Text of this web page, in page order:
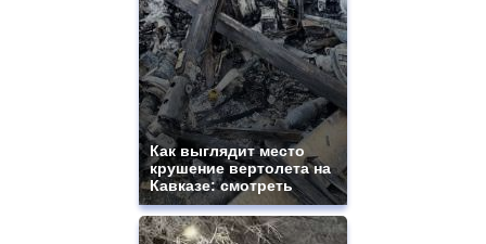
Как выглядит место
крушение вертолета на
Кавказе: смотреть